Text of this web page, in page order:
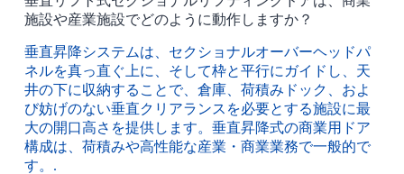
施設や産業施設でどのように動作しますか？
垂直昇降システムは、セクショナルオーバーヘッドパ
ネルを真っ直ぐ上に、そして枠と平行にガイドし、天
井の下に収納することで、倉庫、荷積みドック、およ
び妨げのない垂直クリアランスを必要とする施設に最
大の開口高さを提供します。垂直昇降式の商業用ドア
構成は、荷積みや高性能な産業・商業業務で一般的で
す。.